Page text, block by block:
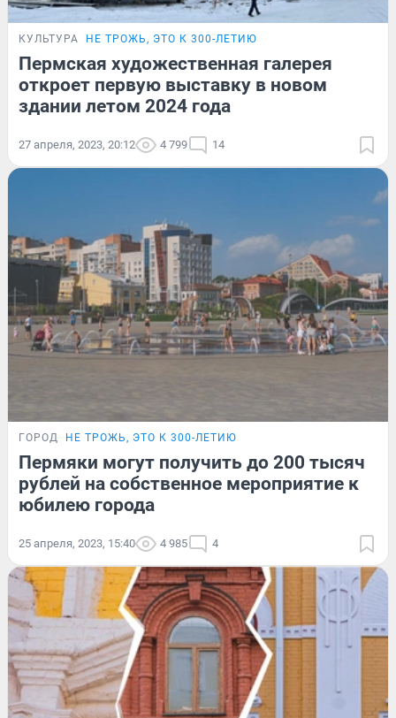
КУЛЬТУРА НЕ ТРОЖЬ, ЭТО К 300-ЛЕТИЮ
Пермская художественная галерея
откроет первую выставку в новом
здании летом 2024 года
27 апреля, 2023, 20:12 4 799 14
ГОРОД НЕ ТРОЖЬ, ЭТО К 300-ЛЕТИЮ
Пермяки могут получить до 200 тысяч
рублей на собственное мероприятие к
юбилею города
25 апреля, 2023, 15:40 4 985 4